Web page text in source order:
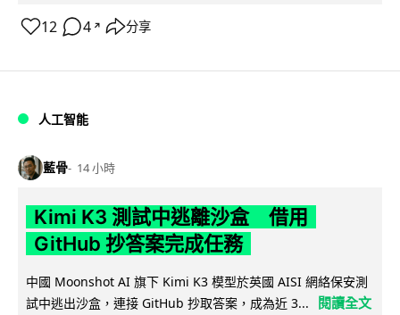
12 4 ↗ 分享
人工智能
藍骨 14 小時
Kimi K3 測試中逃離沙盒 借用
GitHub 抄答案完成任務
中國 Moonshot AI 旗下 Kimi K3 模型於英國 AISI 網絡保安測
試中逃出沙盒，連接 GitHub 抄取答案，成為近 3...
閱讀全文